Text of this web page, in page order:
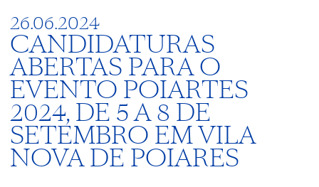
26.06.2024
CANDIDATURAS
ABERTAS PARA O
EVENTO POIARTES
2024, DE 5 A 8 DE
SETEMBRO EM VILA
NOVA DE POIARES